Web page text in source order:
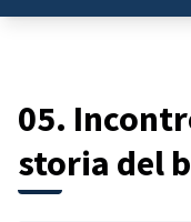
05.
storia del